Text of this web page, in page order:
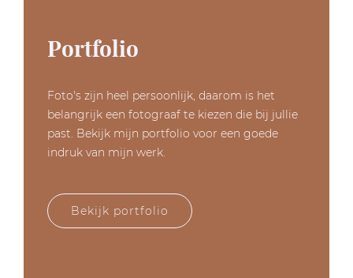
Portfolio
Foto's zijn heel persoonlijk, daarom is het
belangrijk een fotograaf te kiezen die bij jullie
past. Bekijk mijn portfolio voor een goede
indruk van mijn werk.
Bekijk portfolio